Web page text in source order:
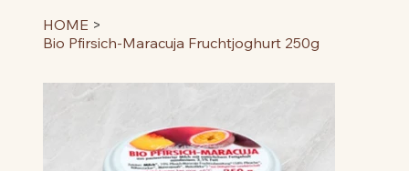
HOME >
Bio Pfirsich-Maracuja Fruchtjoghurt 250g